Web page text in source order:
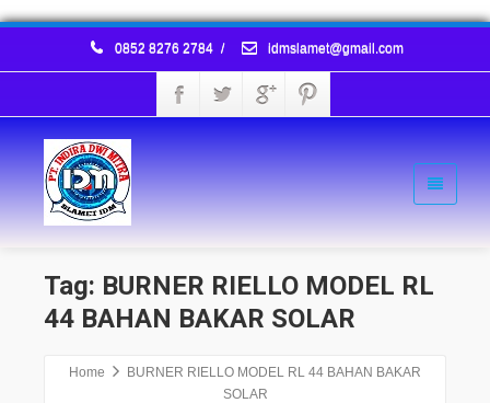
0852 8276 2784 / idmslamet@gmail.com
Tag: BURNER RIELLO MODEL RL
44 BAHAN BAKAR SOLAR
Home
BURNER RIELLO MODEL RL 44 BAHAN BAKAR
SOLAR